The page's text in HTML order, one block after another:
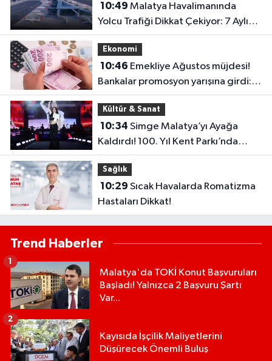
10:49
Yolcu Trafiği Dikkat Çekiyor: 7 Aylık
Veriler Açıklandı..
Ekonomi
10:46
Bankalar promosyon yarışına girdi:
İşte en yüksek ödeme
Kültür & Sanat
10:34
Kaldırdı! 100. Yıl Kent Parkı’nda
Büyük Coşku
Sağlık
10:29
Hastaları Dikkat!
Trend Haberler
Malatya'da TOKİ Konut Başvuruları
Başladı! Yalnızca 2 Başvuru Şartı
Var...
1
Kayısıda İşçilik Maliyetlerini
Düşürecek Önemli Buluş
2